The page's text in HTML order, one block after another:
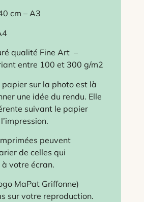
cm – A3
qualité Fine Art –
entre 100 et 300 g/m2
sur la photo est là
une idée du rendu. Elle
suivant le papier
peuvent
de celles qui
votre écran.
MaPat Griffonne)
sur votre reproduction.